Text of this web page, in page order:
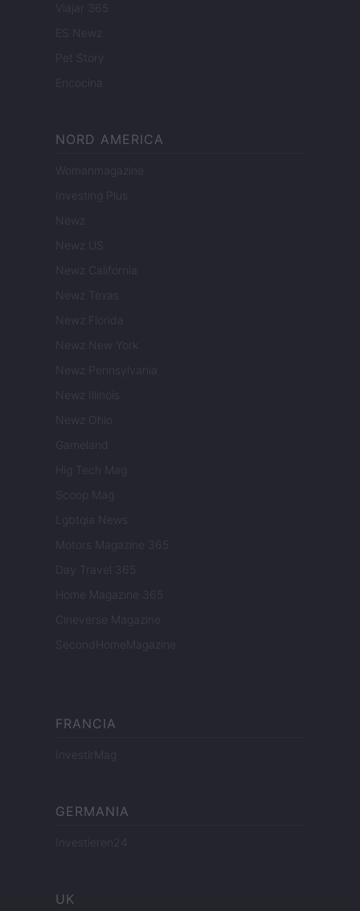
Viajar 365
ES Newz
Pet Story
Encocina
NORD AMERICA
Womanmagazine
Investing Plus
Newz
Newz US
Newz California
Newz Texas
Newz Florida
Newz New York
Newz Pennsylvania
Newz Illinois
Newz Ohio
Gameland
Hig Tech Mag
Scoop Mag
Lgbtqia News
Motors Magazine 365
Day Travel 365
Home Magazine 365
Cineverse Magazine
SecondHomeMagazine
FRANCIA
InvestirMag
GERMANIA
Investieren24
UK